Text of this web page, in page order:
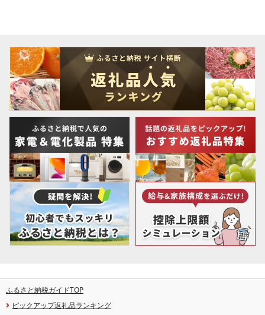
ふるさと納税ガイドTOP
ピックアップ返礼品ランキング